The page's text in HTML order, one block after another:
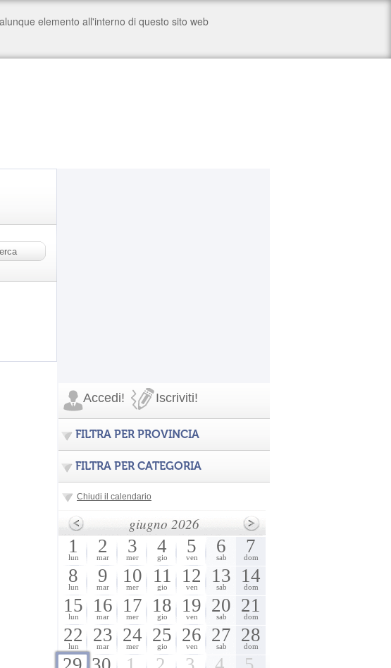
Accedi! Iscriviti!
FILTRA PER PROVINCIA
FILTRA PER CATEGORIA
Chiudi il calendario
giugno 2026
1
lun
2
mar
3
mer
4
gio
5
ven
6
sab
7
dom
8
lun
9
mar
10
mer
11
gio
12
ven
13
sab
14
dom
15
lun
16
mar
17
mer
18
gio
19
ven
20
sab
21
dom
22
lun
23
mar
24
mer
25
gio
26
ven
27
sab
28
dom